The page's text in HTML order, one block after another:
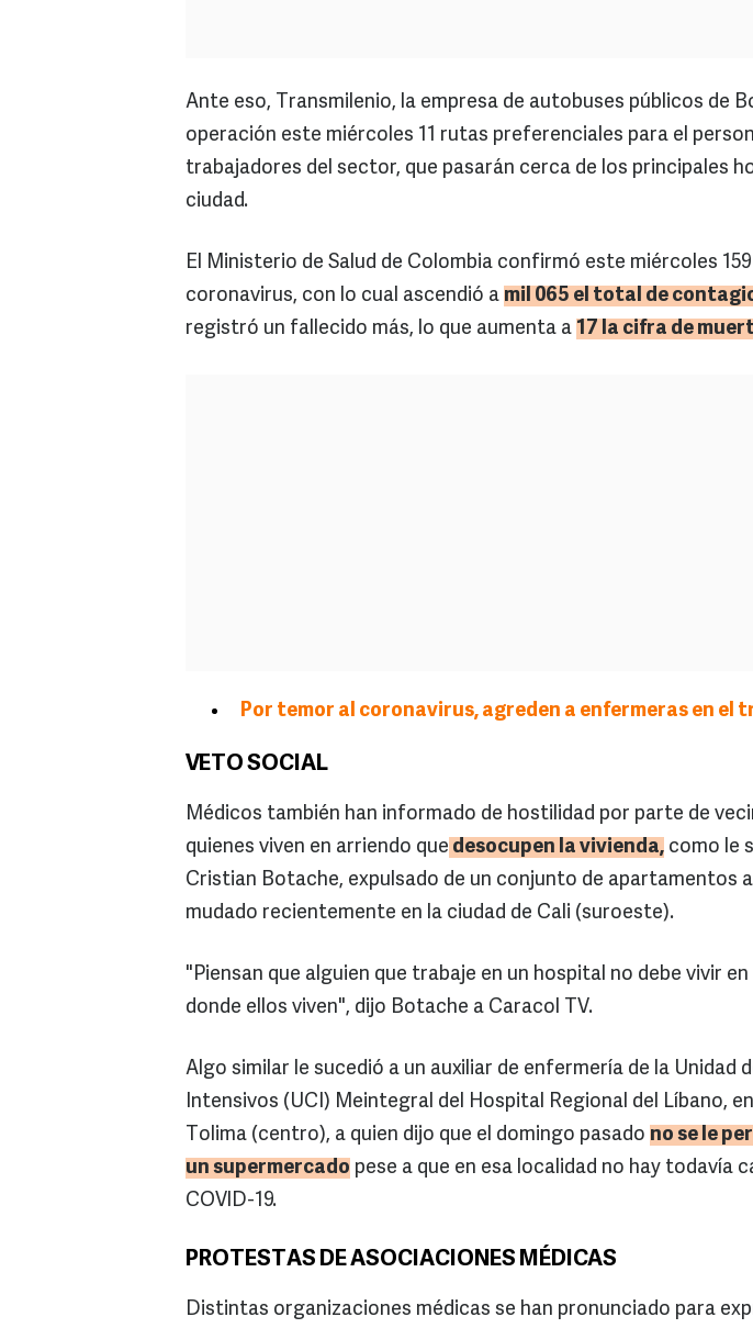
Ante eso, Transmilenio, la empresa de autobuses públicos de
operación este miércoles 11 rutas preferenciales para el
trabajadores del sector, que pasarán cerca de los principales
ciudad.
El Ministerio de Salud de Colombia confirmó este miércoles
coronavirus, con lo cual ascendió a mil 065 el total de
registró un fallecido más, lo que aumenta a 17 la cifra de
Por temor al coronavirus, agreden a enfermeras en el
VETO SOCIAL
Médicos también han informado de hostilidad por parte de
quienes viven en arriendo que desocupen la vivienda, como le
Cristian Botache, expulsado de un conjunto de apartamentos
mudado recientemente en la ciudad de Cali (suroeste).
"Piensan que alguien que trabaje en un hospital no debe vivir
donde ellos viven", dijo Botache a Caracol TV.
Algo similar le sucedió a un auxiliar de enfermería de la Unidad
Intensivos (UCI) Meintegral del Hospital Regional del Líbano,
Tolima (centro), a quien dijo que el domingo pasado no se le
un supermercado pese a que en esa localidad no hay todavía
COVID-19.
PROTESTAS DE ASOCIACIONES MÉDICAS
Distintas organizaciones médicas se han pronunciado para